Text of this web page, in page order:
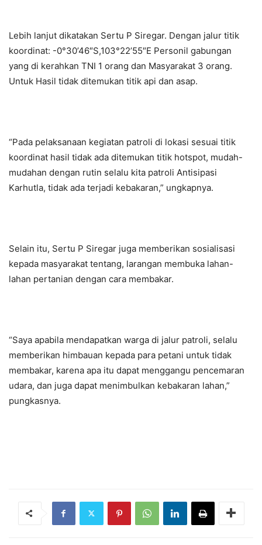
Lebih lanjut dikatakan Sertu P Siregar. Dengan jalur titik
koordinat: -0°30’46″S,103°22’55″E Personil gabungan
yang di kerahkan TNI 1 orang dan Masyarakat 3 orang.
Untuk Hasil tidak ditemukan titik api dan asap.
“Pada pelaksanaan kegiatan patroli di lokasi sesuai titik
koordinat hasil tidak ada ditemukan titik hotspot, mudah-
mudahan dengan rutin selalu kita patroli Antisipasi
Karhutla, tidak ada terjadi kebakaran,” ungkapnya.
Selain itu, Sertu P Siregar juga memberikan sosialisasi
kepada masyarakat tentang, larangan membuka lahan-
lahan pertanian dengan cara membakar.
“Saya apabila mendapatkan warga di jalur patroli, selalu
memberikan himbauan kepada para petani untuk tidak
membakar, karena apa itu dapat menggangu pencemaran
udara, dan juga dapat menimbulkan kebakaran lahan,”
pungkasnya.